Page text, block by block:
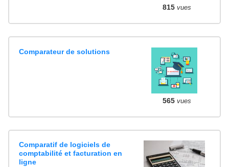
815 vues
Comparateur de solutions
565 vues
Comparatif de logiciels de
comptabilité et facturation en
ligne